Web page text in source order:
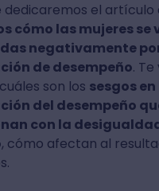
dedicaremos el artículo
cómo las mujeres se
negativamente
de desempeño.
son los sesgos en
del desempeño
con la
, cómo afectan al